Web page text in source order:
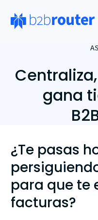
gana
¿Te pasas
para que te
facturas?